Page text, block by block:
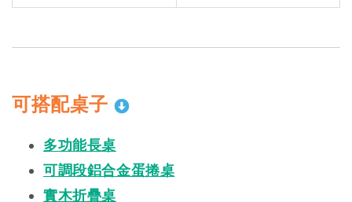
可搭配桌子
多功能長桌
可調段鋁合金蛋捲桌
實木折疊桌